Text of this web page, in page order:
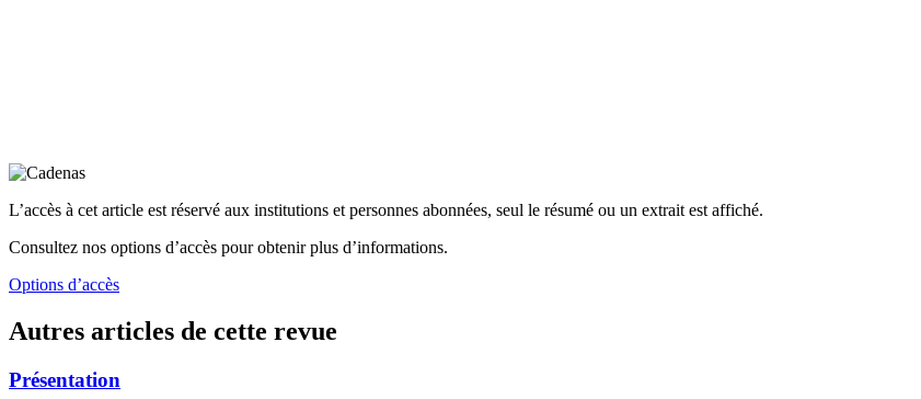
L’accès à cet article est réservé aux institutions et personnes abonnées, seul le résumé ou un extrait est affiché.
Consultez nos options d’accès pour obtenir plus d’informations.
Options d’accès
Autres articles de cette revue
Présentation